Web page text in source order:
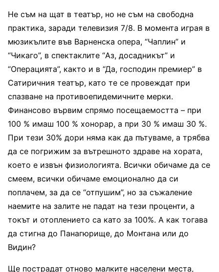
Не съм на щат в театър, но не съм на свободна
практика, заради телевизия 7/8. В момента играя в
мюзикълите във Варненска опера, “Чаплин” и
“Чикаго”, в спектаклите “Аз, досадникът” и
“Операцията”, както и в “Да, господин премиер” в
Сатиричния театър, като те се провеждат при
спазване на противоепидемичните мерки.
Финансово вървим спрямо посещаемостта – при
100 % имаш 100 % хонорар, а при 30 % имаш 30 %.
При тези 30% дори няма как да пътуваме, а трябва
да се погрижим за вътрешното здраве на хората,
което е извън физиологията. Всички обичаме да се
смеем, всички обичаме емоционално да си
поплачем, за да се “отпушим”, но за съжаление
наемите на залите не падат на тези проценти, а
токът и отоплението са като за 100%. А как тогава
да стигна до Панагюрище, до Монтана или до
Видин?
Ще пострадат отново малките населени места,